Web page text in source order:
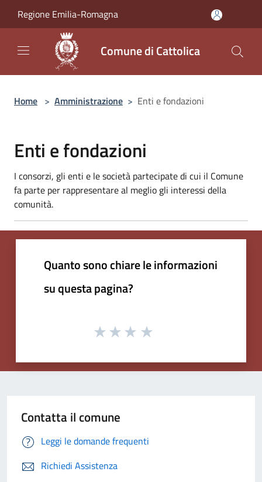
Regione Emilia-Romagna
Comune di Cattolica
Home > Amministrazione > Enti e fondazioni
Enti e fondazioni
I consorzi, gli enti e le società partecipate di cui il Comune
fa parte per rappresentare al meglio gli interessi della
comunità.
Quanto sono chiare le informazioni
su questa pagina?
Contatta il comune
Leggi le domande frequenti
Richiedi Assistenza